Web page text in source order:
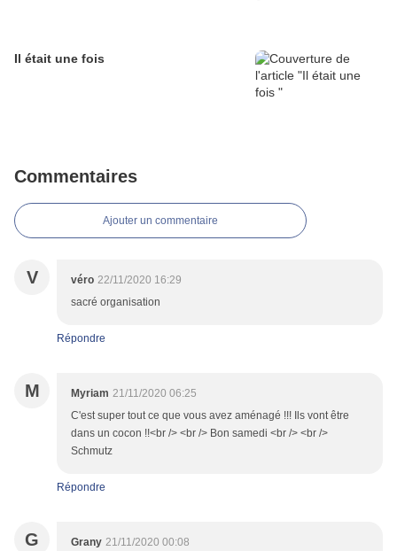
Il était une fois
Commentaires
Ajouter un commentaire
V véro 22/11/2020 16:29
sacré organisation
Répondre
M Myriam 21/11/2020 06:25
C'est super tout ce que vous avez aménagé !!! Ils vont être
dans un cocon !!<br /> <br /> Bon samedi <br /> <br />
Schmutz
Répondre
G Grany 21/11/2020 00:08